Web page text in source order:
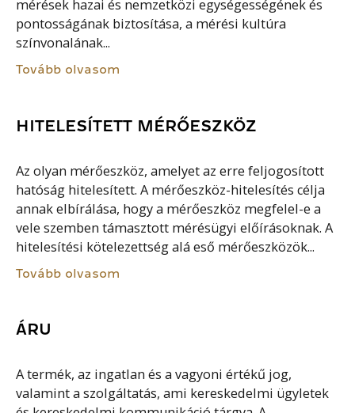
mérések hazai és nemzetközi egységességének és
pontosságának biztosítása, a mérési kultúra
színvonalának...
Tovább olvasom
HITELESÍTETT MÉRŐESZKÖZ
Az olyan mérőeszköz, amelyet az erre feljogosított
hatóság hitelesített. A mérőeszköz-hitelesítés célja
annak elbírálása, hogy a mérőeszköz megfelel-e a
vele szemben támasztott mérésügyi előírásoknak. A
hitelesítési kötelezettség alá eső mérőeszközök...
Tovább olvasom
ÁRU
A termék, az ingatlan és a vagyoni értékű jog,
valamint a szolgáltatás, ami kereskedelmi ügyletek